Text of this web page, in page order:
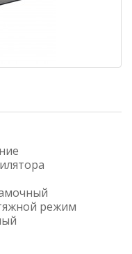
режим